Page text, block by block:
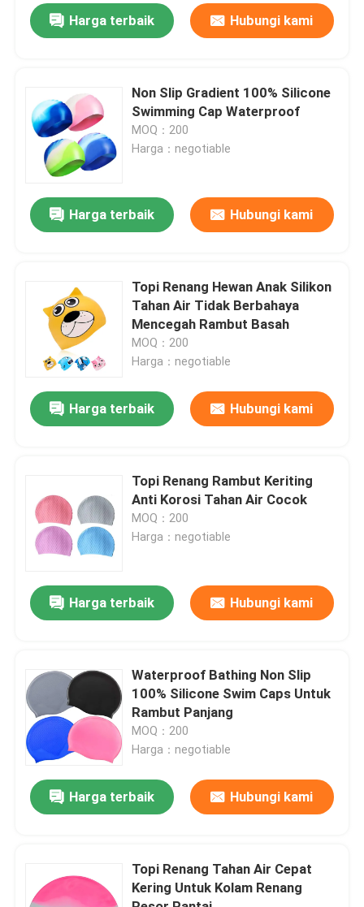
Tentang kami
Tur Pabrik
Berita
kasus
Permintaan Penawaran
Kacamata Safety Goggles
Harga terbaik Hubungi kami
Non Slip Gradient 100% Silicone
Swimming Cap Waterproof
MOQ：200
Harga：negotiable
Harga terbaik Hubungi kami
Topi Renang Hewan Anak Silikon
Tahan Air Tidak Berbahaya
Mencegah Rambut Basah
MOQ：200
Harga：negotiable
Harga terbaik Hubungi kami
Topi Renang Rambut Keriting
Anti Korosi Tahan Air Cocok
MOQ：200
Harga：negotiable
Harga terbaik Hubungi kami
Waterproof Bathing Non Slip
100% Silicone Swim Caps Untuk
Rambut Panjang
MOQ：200
Harga：negotiable
Harga terbaik Hubungi kami
Topi Renang Tahan Air Cepat
Kering Untuk Kolam Renang